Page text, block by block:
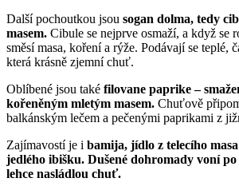
Další pochoutkou jsou sogan dolma, tedy
masem. Cibule se nejprve osmaží, a když se
směsí masa, koření a rýže. Podávají se teplé,
která krásně zjemní chuť.
Oblíbené jsou také filovane paprike –
kořeněným mletým masem. Chuťově
balkánským lečem a pečenými paprikami z
Zajímavostí je i bamija, jídlo z telecího
jedlého ibišku. Dušené dohromady voní
lehce nasládlou chuť.